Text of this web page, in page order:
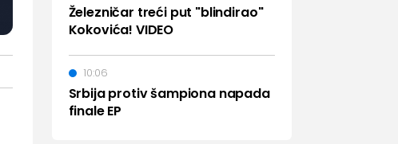
Železničar treći put "blindirao"
Kokovića! VIDEO
Srbija protiv šampiona napada
finale EP
10:06